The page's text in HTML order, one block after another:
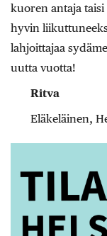
kuoren antaja taisi
hyvin
lahjoittajaa
uutta vuotta!
Ritva
Eläkeläinen,